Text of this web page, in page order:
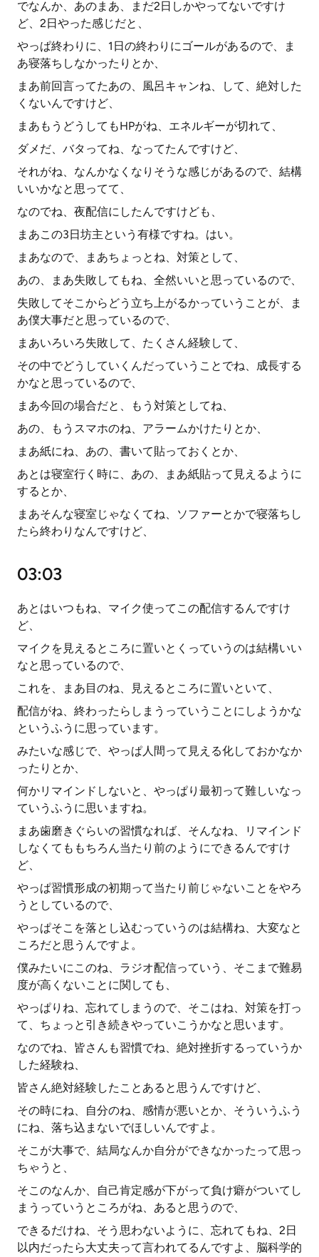
でなんか、あのまあ、まだ2日しかやってないですけ
ど、2日やった感じだと、
やっぱ終わりに、1日の終わりにゴールがあるので、ま
あ寝落ちしなかったりとか、
まあ前回言ってたあの、風呂キャンね、して、絶対した
くないんですけど、
まあもうどうしてもHPがね、エネルギーが切れて、
ダメだ、バタってね、なってたんですけど、
それがね、なんかなくなりそうな感じがあるので、結構
いいかなと思ってて、
なのでね、夜配信にしたんですけども、
まあこの3日坊主という有様ですね。はい。
まあなので、まあちょっとね、対策として、
あの、まあ失敗してもね、全然いいと思っているので、
失敗してそこからどう立ち上がるかっていうことが、ま
あ僕大事だと思っているので、
まあいろいろ失敗して、たくさん経験して、
その中でどうしていくんだっていうことでね、成長する
かなと思っているので、
まあ今回の場合だと、もう対策としてね、
あの、もうスマホのね、アラームかけたりとか、
まあ紙にね、あの、書いて貼っておくとか、
あとは寝室行く時に、あの、まあ紙貼って見えるように
するとか、
まあそんな寝室じゃなくてね、ソファーとかで寝落ちし
たら終わりなんですけど、
03:03
あとはいつもね、マイク使ってこの配信するんですけ
ど、
マイクを見えるところに置いとくっていうのは結構いい
なと思っているので、
これを、まあ目のね、見えるところに置いといて、
配信がね、終わったらしまうっていうことにしようかな
というふうに思っています。
みたいな感じで、やっぱ人間って見える化しておかなか
ったりとか、
何かリマインドしないと、やっぱり最初って難しいなっ
ていうふうに思いますね。
まあ歯磨きぐらいの習慣なれば、そんなね、リマインド
しなくてももちろん当たり前のようにできるんですけ
ど、
やっぱ習慣形成の初期って当たり前じゃないことをやろ
うとしているので、
やっぱそこを落とし込むっていうのは結構ね、大変なと
ころだと思うんですよ。
僕みたいにこのね、ラジオ配信っていう、そこまで難易
度が高くないことに関しても、
やっぱりね、忘れてしまうので、そこはね、対策を打っ
て、ちょっと引き続きやっていこうかなと思います。
なのでね、皆さんも習慣でね、絶対挫折するっていうか
した経験ね、
皆さん絶対経験したことあると思うんですけど、
その時にね、自分のね、感情が悪いとか、そういうふう
にね、落ち込まないでほしいんですよ。
そこが大事で、結局なんか自分ができなかったって思っ
ちゃうと、
そこのなんか、自己肯定感が下がって負け癖がついてし
まうっていうところがね、あると思うので、
できるだけね、そう思わないように、忘れてもね、2日
以内だったら大丈夫って言われてるんですよ、脳科学的